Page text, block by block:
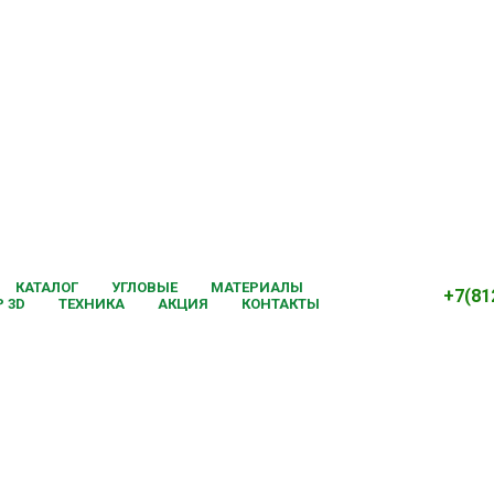
КАТАЛОГ УГЛОВЫЕ
МАТЕРИАЛЫ
3D
ТЕХНИКА АКЦИЯ КОНТАКТЫ
заказ от производителя по